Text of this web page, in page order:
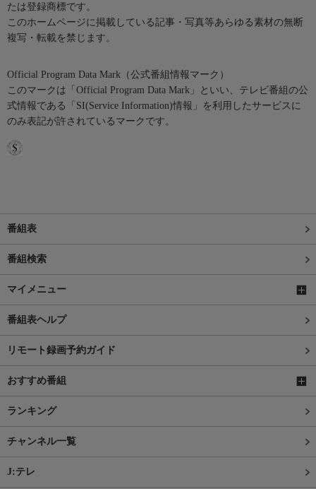
たは登録商標です。
このホームページに掲載している記事・写真等あらゆる素材の無断
複写・転載を禁じます。
Official Program Data Mark（公式番組情報マーク）
このマークは「Official Program Data Mark」といい、テレビ番組の公
式情報である「SI(Service Information)情報」を利用したサービスに
のみ表記が許されているマークです。
番組表
番組検索
マイメニュー
番組表ヘルプ
リモート録画予約ガイド
おすすめ番組
ランキング
チャンネル一覧
J:テレ